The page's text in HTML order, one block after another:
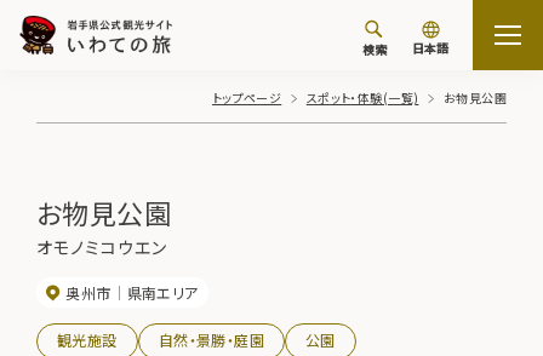
検索 日本語
トップページ スポット・体験(一覧) お物見公園
お物見公園
オモノミコウエン
奥州市 県南エリア
観光施設 自然・景勝・庭園 公園